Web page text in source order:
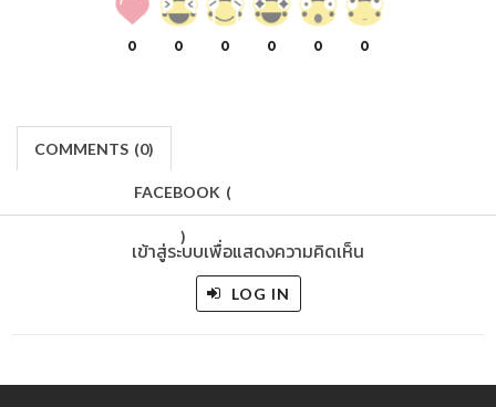
0 0 0 0 0 0
COMMENTS (0)
FACEBOOK (
)
เข้าสู่ระบบเพื่อแสดงความคิดเห็น
LOG IN